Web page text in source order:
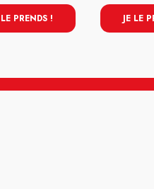
LE PRENDS ! JE LE